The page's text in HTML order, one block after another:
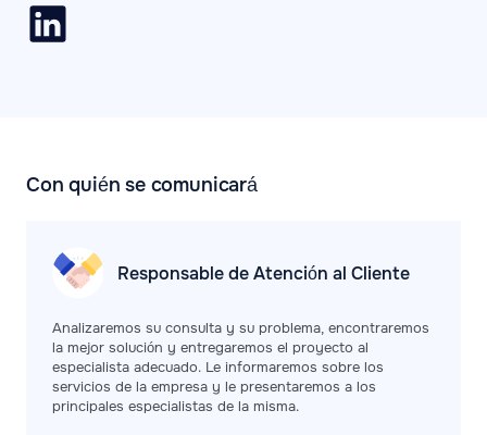
Con quién se comunicará
Responsable de Atención al Cliente
Analizaremos su consulta y su problema, encontraremos
la mejor solución y entregaremos el proyecto al
especialista adecuado. Le informaremos sobre los
servicios de la empresa y le presentaremos a los
principales especialistas de la misma.